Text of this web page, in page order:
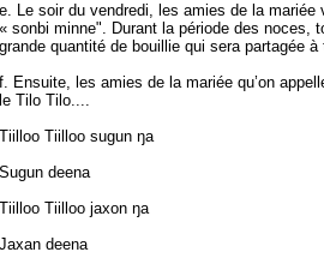
e. Le soir du vendredi, les amies de la mariée
« sonbi minne". Durant la période des noces,
grande quantité de bouillie qui sera partagée à
f. Ensuite, les amies de la mariée qu’on
le Tilo Tilo....
Tiilloo Tiilloo sugun ŋa
Sugun deena
Tiilloo Tiilloo jaxon ŋa
Jaxan deena